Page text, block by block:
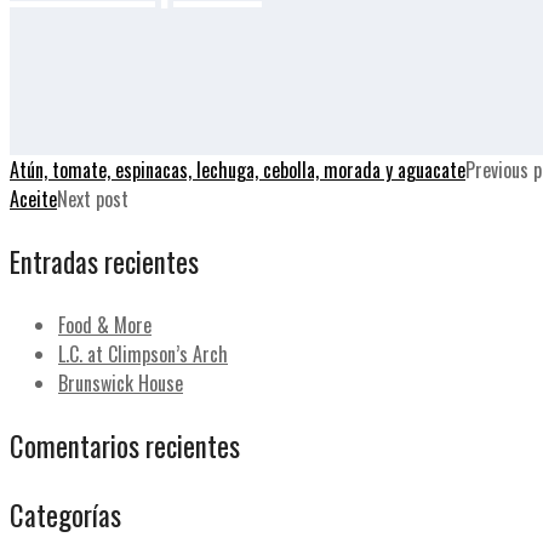
Atún, tomate, espinacas, lechuga, cebolla, morada y aguacatePrevious
AceiteNext post
Entradas recientes
Food & More
L.C. at Climpson’s Arch
Brunswick House
Comentarios recientes
Categorías